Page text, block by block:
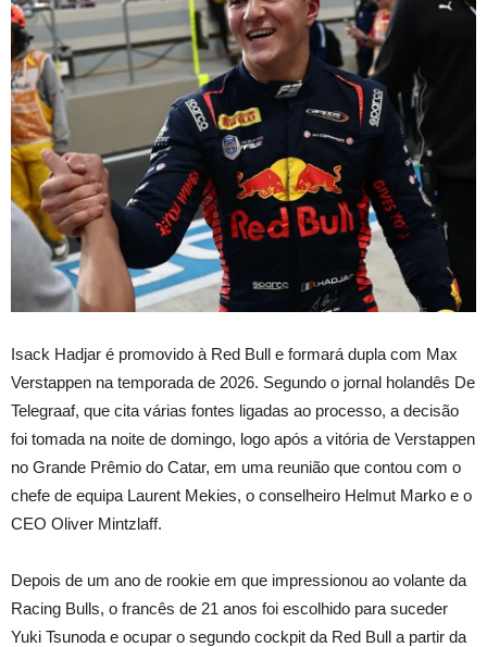
Isack Hadjar é promovido à Red Bull e formará dupla com Max
Verstappen na temporada de 2026. Segundo o jornal holandês De
Telegraaf, que cita várias fontes ligadas ao processo, a decisão
foi tomada na noite de domingo, logo após a vitória de Verstappen
no Grande Prêmio do Catar, em uma reunião que contou com o
chefe de equipa Laurent Mekies, o conselheiro Helmut Marko e o
CEO Oliver Mintzlaff.
Depois de um ano de rookie em que impressionou ao volante da
Racing Bulls, o francês de 21 anos foi escolhido para suceder
Yuki Tsunoda e ocupar o segundo cockpit da Red Bull a partir da